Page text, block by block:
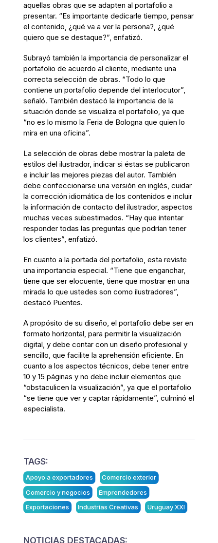
aquellas obras que se adapten al portafolio a
presentar. “Es importante dedicarle tiempo, pensar
el contenido, ¿qué va a ver la persona?, ¿qué
quiero que se destaque?”, enfatizó.
Subrayó también la importancia de personalizar el
portafolio de acuerdo al cliente, mediante una
correcta selección de obras. “Todo lo que
contiene un portafolio depende del interlocutor”,
señaló. También destacó la importancia de la
situación donde se visualiza el portafolio, ya que
“no es lo mismo la Feria de Bologna que quien lo
mira en una oficina”.
La selección de obras debe mostrar la paleta de
estilos del ilustrador, indicar si éstas se publicaron
e incluir las mejores piezas del autor. También
debe confeccionarse una versión en inglés, cuidar
la corrección idiomática de los contenidos e incluir
la información de contacto del ilustrador, aspectos
muchas veces subestimados. “Hay que intentar
responder todas las preguntas que podrían tener
los clientes”, enfatizó.
En cuanto a la portada del portafolio, esta reviste
una importancia especial. “Tiene que enganchar,
tiene que ser elocuente, tiene que mostrar en una
mirada lo que ustedes son como ilustradores”,
destacó Puentes.
A propósito de su diseño, el portafolio debe ser en
formato horizontal, para permitir la visualización
digital, y debe contar con un diseño profesional y
sencillo, que facilite la aprehensión eficiente. En
cuanto a los aspectos técnicos, debe tener entre
10 y 15 páginas y no debe incluir elementos que
“obstaculicen la visualización”, ya que el portafolio
“se tiene que ver y captar rápidamente”, culminó el
especialista.
TAGS:
Apoyo a exportadores
Comercio exterior
Comercio y negocios
Emprendedores
Exportaciones
Industrias Creativas Uruguay XXI
NOTICIAS DESTACADAS: